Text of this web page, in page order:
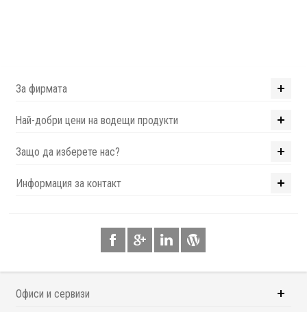
За фирмата
Най-добри цени на водещи продукти
Защо да изберете нас?
Информация за контакт
Офиси и сервизи